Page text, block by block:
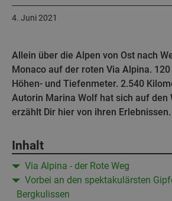
4. Juni 2021
Allein über die Alpen von Ost nach
Monaco auf der roten Via Alpina.
Höhen- und Tiefenmeter. 2.540
Autorin Marina Wolf hat sich auf den
erzählt Dir hier von ihren Erlebnissen.
Inhalt
Via Alpina - der Rote Weg
Vorbei an den spektakulärsten
Bergkulissen